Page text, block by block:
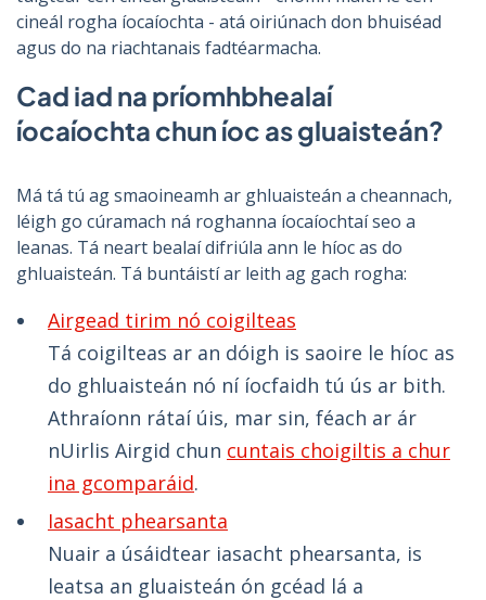
cineál rogha íocaíochta - atá oiriúnach don bhuiséad
agus do na riachtanais fadtéarmacha.
Cad iad na príomhbhealaí
íocaíochta chun íoc as gluaisteán?
Má tá tú ag smaoineamh ar ghluaisteán a cheannach,
léigh go cúramach ná roghanna íocaíochtaí seo a
leanas. Tá neart bealaí difriúla ann le híoc as do
ghluaisteán. Tá buntáistí ar leith ag gach rogha:
Airgead tirim nó coigilteas
Tá coigilteas ar an dóigh is saoire le híoc as
do ghluaisteán nó ní íocfaidh tú ús ar bith.
Athraíonn rátaí úis, mar sin, féach ar ár
nUirlis Airgid chun cuntais choigiltis a chur
ina gcomparáid.
Iasacht phearsanta
Nuair a úsáidtear iasacht phearsanta, is
leatsa an gluaisteán ón gcéad lá a